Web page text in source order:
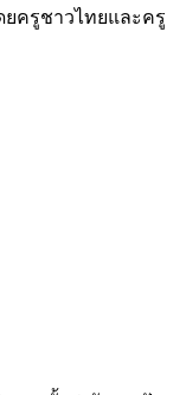
ครูชาวไทยและครู